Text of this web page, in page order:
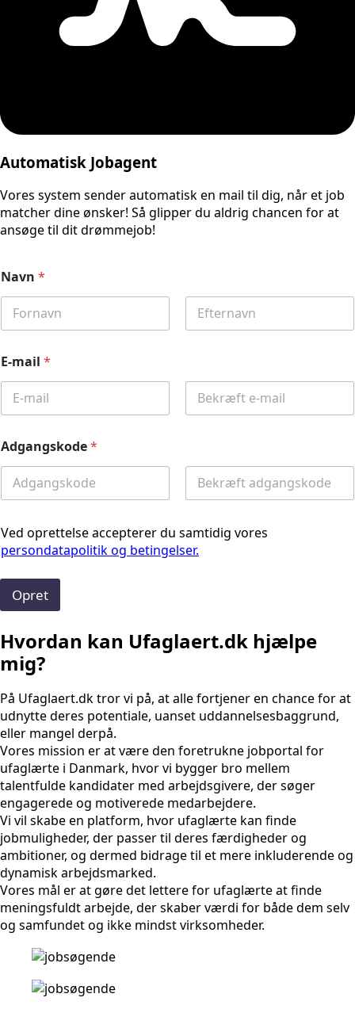
Automatisk Jobagent
Vores system sender automatisk en mail til dig, når et job
matcher dine ønsker! Så glipper du aldrig chancen for at
ansøge til dit drømmejob!
Navn *
E-mail *
Adgangskode*
Ved oprettelse accepterer du samtidig vores
persondatapolitik og betingelser.
Opret
Hvordan kan Ufaglaert.dk hjælpe
mig?
På Ufaglaert.dk tror vi på, at alle fortjener en chance for at
udnytte deres potentiale, uanset uddannelsesbaggrund,
eller mangel derpå.
Vores mission er at være den foretrukne jobportal for
ufaglærte i Danmark, hvor vi bygger bro mellem
talentfulde kandidater med arbejdsgivere, der søger
engagerede og motiverede medarbejdere.
Vi vil skabe en platform, hvor ufaglærte kan finde
jobmuligheder, der passer til deres færdigheder og
ambitioner, og dermed bidrage til et mere inkluderende og
dynamisk arbejdsmarked.
Vores mål er at gøre det lettere for ufaglærte at finde
meningsfuldt arbejde, der skaber værdi for både dem selv
og samfundet og ikke mindst virksomheder.